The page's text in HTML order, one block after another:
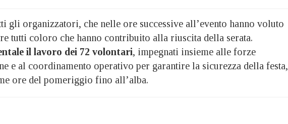
gli organizzatori, che nelle ore successive all’evento hanno voluto
tutti coloro che hanno contribuito alla riuscita della serata.
il lavoro dei 72 volontari, impegnati insieme alle forze
e al coordinamento operativo per garantire la sicurezza della festa,
ore del pomeriggio fino all’alba.